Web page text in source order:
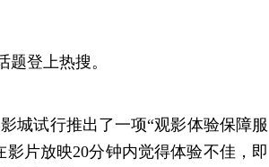
题登上热搜。
城试行推出了一项“观影体验保障服
片放映20分钟内觉得体验不佳，即